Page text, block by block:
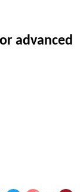
advanced